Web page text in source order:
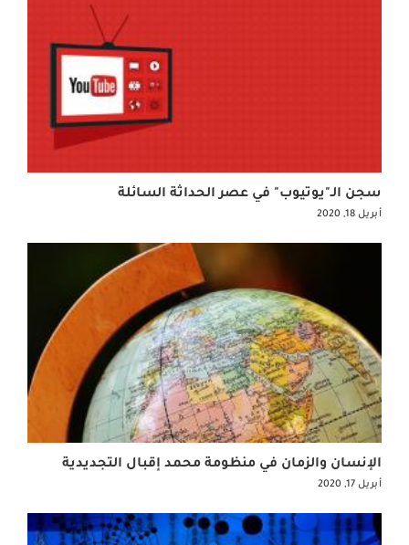
سجن الـ"يوتيوب" في عصر الحداثة السائلة
أبريل 18, 2020
الإنسان والزمان في منظومة محمد إقبال التجديدية
أبريل 17, 2020